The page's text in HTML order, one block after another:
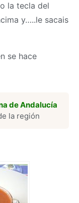
la tecla del
y…..le sacais
se hace
de Andalucía
la región